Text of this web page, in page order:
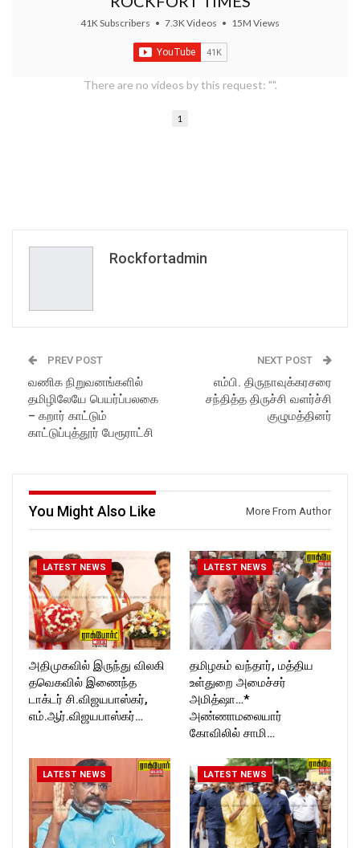
41K Subscribers • 7.3K Videos • 15M Views
There are no videos by this request: "".
1
Rockfortadmin
PREV POST
வணிக நிறுவனங்களில்
தமிழிலேயே பெயர்ப்பலகை
– கறார் காட்டும்
காட்டுப்புத்தூர் பேரூராட்சி
NEXT POST
எம்பி. திருநாவுக்கரசரை
சந்தித்த திருச்சி வளர்ச்சி
குழுமத்தினர்
You Might Also Like More From Author
LATEST NEWS
அதிமுகவில் இருந்து விலகி
தவெகவில் இணைந்த
டாக்டர் சி.விஜயபாஸ்கர்,
எம்.ஆர்.விஜயபாஸ்கர்…
LATEST NEWS
தமிழகம் வந்தார், மத்திய
உள்துறை அமைச்சர்
அமித்ஷா…*
அண்ணாமலையார்
கோவிலில் சாமி…
LATEST NEWS LATEST NEWS